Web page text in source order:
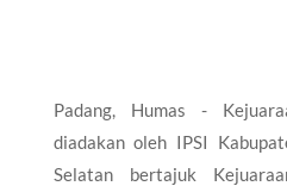
Padang, Humas -
diadakan oleh IPSI
Selatan bertajuk